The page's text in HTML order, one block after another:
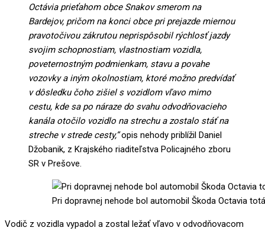
Octávia prieťahom obce Snakov smerom na
Bardejov, pričom na konci obce pri prejazde miernou
pravotočivou zákrutou neprispôsobil rýchlosť jazdy
svojim schopnostiam, vlastnostiam vozidla,
poveternostným podmienkam, stavu a povahe
vozovky a iným okolnostiam, ktoré možno predvídať
v dôsledku čoho zišiel s vozidlom vľavo mimo
cestu, kde sa po náraze do svahu odvodňovacieho
kanála otočilo vozidlo na strechu a zostalo stáť na
streche v strede cesty,”opis nehody priblížil Daniel
Džobanik, z Krajského riaditeľstva Policajného zboru
SR v Prešove.
Pri dopravnej nehode bol automobil Škoda Octavia
Vodič z vozidla vypadol a zostal ležať vľavo v odvodňovacom